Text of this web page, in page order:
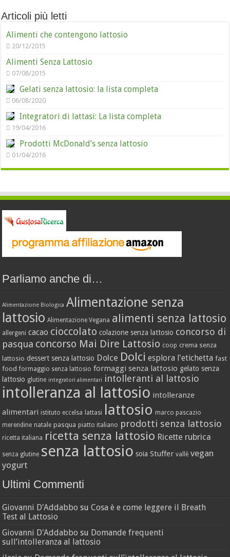
Articoli più letti
Alimenti che contengono lattosio
20/12/2015
Alimenti Senza Lattosio
07/08/2015
Gelati senza lattosio: la lista completa
06/08/2020
Integratori di lattasi: La lista completa
19/04/2016
Prodotti McDonald’s senza lattosio
01/04/2016
Parliamo anche di…
Alimentazione Biologica Alimentazione senza
lattosio Alimentazione Vegana alimenti senza lattosio
allergeni cacao cioccolato colazione senza lattosio concorso di
pasqua concorso Mai Dire Lattosio coop crema senza
lattosio dessert senza lattosio Dolce Dolci esplora l'etichetta fast
food formaggio senza lattosio formaggi senza lattosio gelato senza
lattosio glutine integratori alimentari intolleranti al lattosio
intolleranza al lattosio intolleranze
alimentari istituto eccelsa lattasi lattosio marco pascazio
merendine natale pasqua piatto italiano prodotti senza lattosio
ricetta italiana ricetta senza lattosio Ricette rubrica
senza glutine senza lattosio soia Stuffer vallè vegan
yogurt
Ultimi Commenti
Giovanni D'Addabbo suCosa è e come leggere il Breath
Test al Lattosio
Giovanni D'Addabbo su Domande frequenti
sull’intolleranza al lattosio